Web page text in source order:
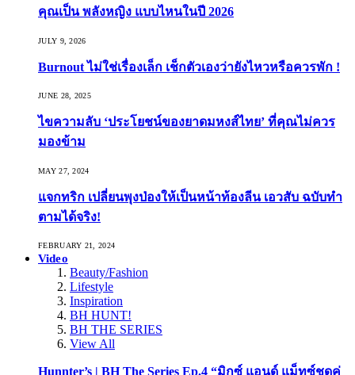
คุณเป็น พลังหญิง แบบไหนในปี 2026
JULY 9, 2026
Burnout ไม่ใช่เรื่องเล็ก เช็กตัวเองว่ายังไหวหรือควรพัก !
JUNE 28, 2025
ไขความลับ ‘ประโยชน์ของยาดมหงส์ไทย’ ที่คุณไม่ควร
มองข้าม
MAY 27, 2024
แจกทริก เปลี่ยนพุงป่องให้เป็นหน้าท้องลีน เอวสับ ฉบับทำ
ตามได้จริง!
FEBRUARY 21, 2024
Video
Beauty/Fashion
Lifestyle
Inspiration
BH HUNT!
BH THE SERIES
View All
Hunnter’s | BH The Series Ep.4 “มิกซ์ แอนด์ แม็ทซ์ชุดคู่